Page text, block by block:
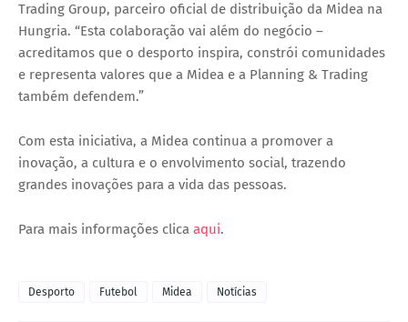
Trading Group, parceiro oficial de distribuição da Midea na
Hungria. “Esta colaboração vai além do negócio –
acreditamos que o desporto inspira, constrói comunidades
e representa valores que a Midea e a Planning & Trading
também defendem.”
Com esta iniciativa, a Midea continua a promover a
inovação, a cultura e o envolvimento social, trazendo
grandes inovações para a vida das pessoas.
Para mais informações clica aqui.
Desporto Futebol Midea Notícias